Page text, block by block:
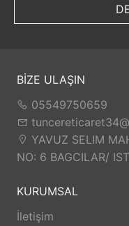
BİZE ULAŞIN
05549750659
YAVUZ SELIM
NO: 6 BAGCILAR/
KURUMSAL
İletişim